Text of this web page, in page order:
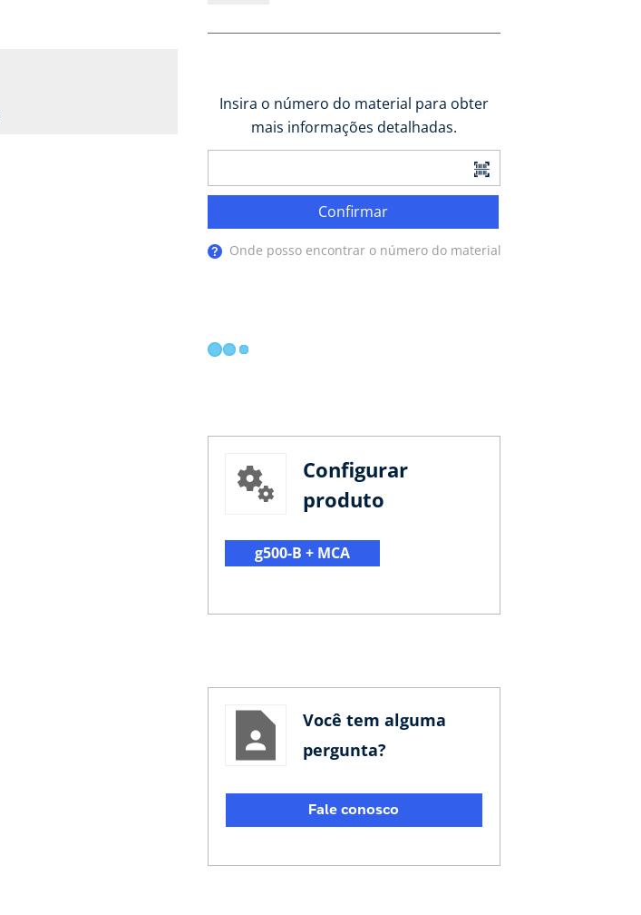
Insira o número do material para obter
mais informações detalhadas.
Confirmar
Onde posso encontrar o número do material?
Configurar
produto
g500-B + MCA
Você tem alguma
pergunta?
Fale conosco